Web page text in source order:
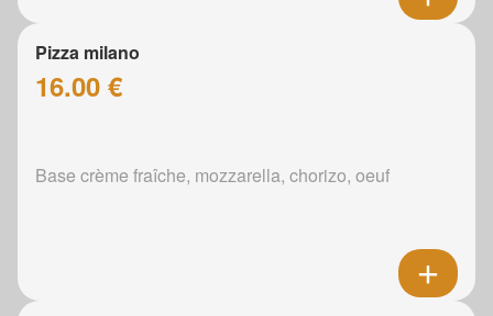
Pizza milano
16.00 €
Base crème fraîche, mozzarella, chorizo, oeuf